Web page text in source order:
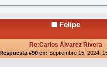
Felipe
Re:Carlos Álvarez Rivera
Respuesta #90 en: Septiembre 15, 2024,